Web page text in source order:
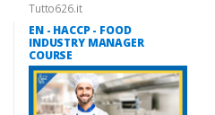
Tutto626.it
EN - HACCP - FOOD
INDUSTRY MANAGER
COURSE